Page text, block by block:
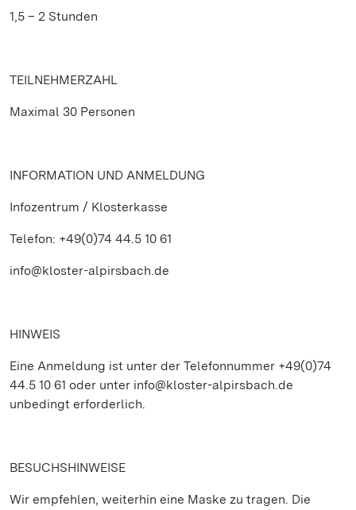
1,5 – 2 Stunden
TEILNEHMERZAHL
Maximal 30 Personen
INFORMATION UND ANMELDUNG
Infozentrum / Klosterkasse
Telefon: +49(0)74 44.5 10 61
info@kloster-alpirsbach.de
HINWEIS
Eine Anmeldung ist unter der Telefonnummer +49(0)74
44.5 10 61 oder unter info@kloster-alpirsbach.de
unbedingt erforderlich.
BESUCHSHINWEISE
Wir empfehlen, weiterhin eine Maske zu tragen. Die